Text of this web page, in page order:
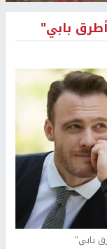
بابي"
بابي"